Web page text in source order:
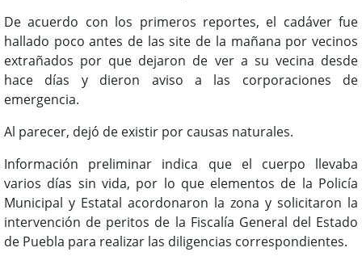
De acuerdo con los primeros reportes, el cadáver fue
hallado poco antes de las site de la mañana por vecinos
extrañados por que dejaron de ver a su vecina desde
hace días y dieron aviso a las corporaciones de
emergencia.
Al parecer, dejó de existir por causas naturales.
Información preliminar indica que el cuerpo llevaba
varios días sin vida, por lo que elementos de la Policía
Municipal y Estatal acordonaron la zona y solicitaron la
intervención de peritos de la Fiscalía General del Estado
de Puebla para realizar las diligencias correspondientes.